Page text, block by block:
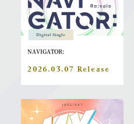
Digital Single
NAVIGATOR:
2026.03.07 Release